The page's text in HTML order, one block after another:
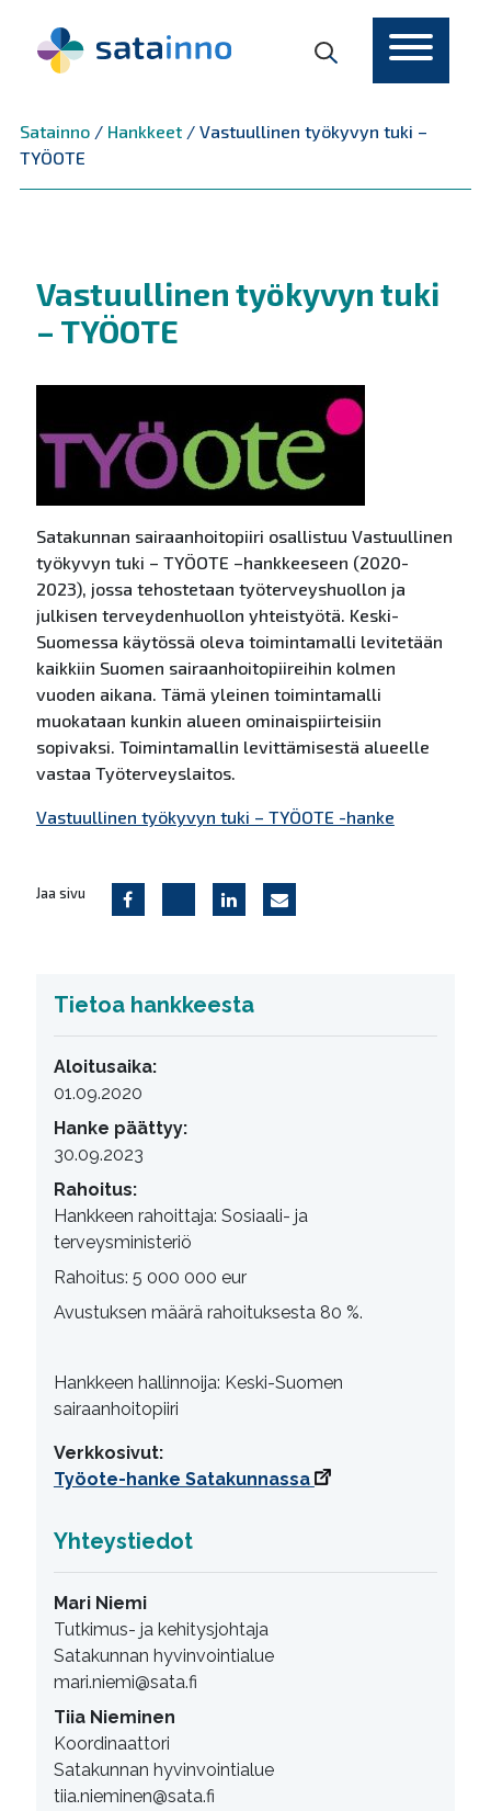
Satainno/ Hankkeet/ Vastuullinen työkyvyn tuki –
TYÖOTE
Vastuullinen työkyvyn tuki
– TYÖOTE
Satakunnan sairaanhoitopiiri osallistuu Vastuullinen
työkyvyn tuki – TYÖOTE –hankkeeseen (2020-
2023), jossa tehostetaan työterveyshuollon ja
julkisen terveydenhuollon yhteistyötä. Keski-
Suomessa käytössä oleva toimintamalli levitetään
kaikkiin Suomen sairaanhoitopiireihin kolmen
vuoden aikana. Tämä yleinen toimintamalli
muokataan kunkin alueen ominaispiirteisiin
sopivaksi. Toimintamallin levittämisestä alueelle
vastaa Työterveyslaitos.
Vastuullinen työkyvyn tuki – TYÖOTE -hanke
Jaa sivu
Tietoa hankkeesta
Aloitusaika:
01.09.2020
Hanke päättyy:
30.09.2023
Rahoitus:
Hankkeen rahoittaja: Sosiaali- ja
terveysministeriö
Rahoitus: 5 000 000 eur
Avustuksen määrä rahoituksesta 80 %.
Hankkeen hallinnoija: Keski-Suomen
sairaanhoitopiiri
Verkkosivut:
Työote-hanke Satakunnassa
Yhteystiedot
Mari Niemi
Tutkimus- ja kehitysjohtaja
Satakunnan hyvinvointialue
mari.niemi@sata.fi
Tiia Nieminen
Koordinaattori
Satakunnan hyvinvointialue
tiia.nieminen@sata.fi